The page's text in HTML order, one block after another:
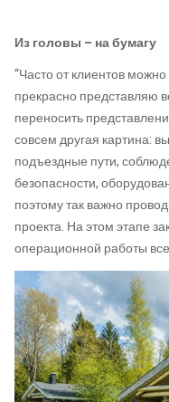
Из головы – на бумагу
“Часто от клиентов
прекрасно представляю
переносить
совсем другая картина:
подъездные пути,
безопасности,
поэтому так важно
проекта. На этом этапе
операционной работы